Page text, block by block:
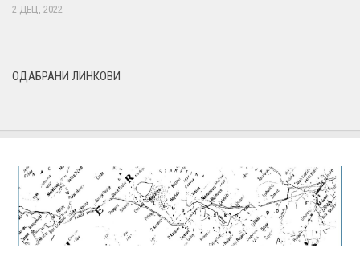
2 ДЕЦ, 2022
ОДАБРАНИ ЛИНКОВИ